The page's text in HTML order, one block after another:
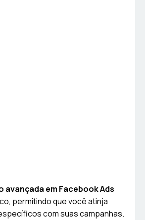
avançada em Facebook Ads
permitindo que você atinja
com suas campanhas.